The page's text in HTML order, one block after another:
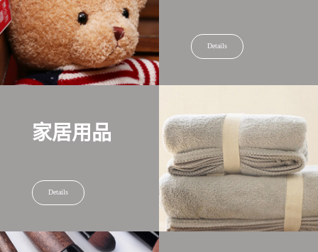
Details
家居用品
Details